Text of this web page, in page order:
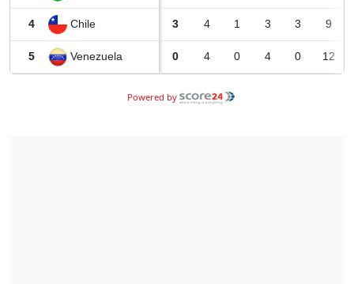
4 Chile 3 4 1 3 3 9
5 Venezuela 0 4 0 4 0 12
Powered by